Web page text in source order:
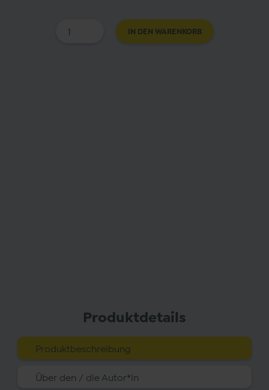
Produktdetails
Produktbeschreibung
Über den / die Autor*in